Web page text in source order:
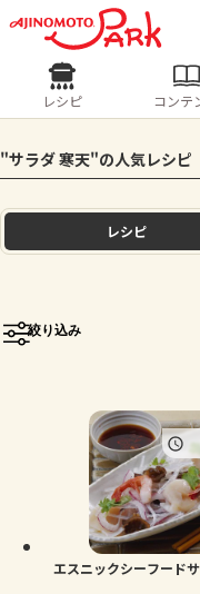
ログイン
ログイン
ホーム
トーク
よくあるお
お買い物
レシピ
人気の食材・レシ
きゅうり な
レシピ コンテ
"サラダ 寒天"の人気レシピ
レシピ
絞り込み
エスニックシーフード